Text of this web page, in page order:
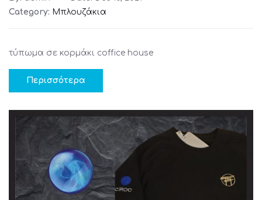
Category: Μπλουζάκια
τύπωμα σε κορμάκι coffice house
Περισσότερα